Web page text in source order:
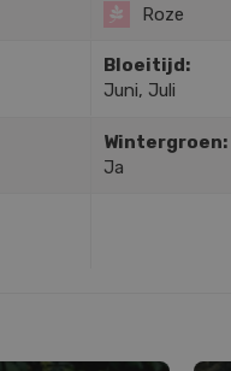
Roze
Bloeitijd:
Juni, Juli
Wintergroen:
Ja